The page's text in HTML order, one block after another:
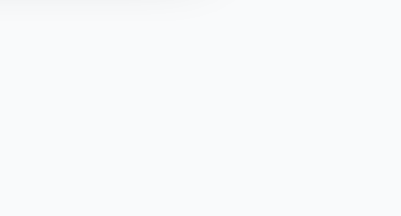
25-30 % geringer.
Flachkopf ausgestattet, der sie zu